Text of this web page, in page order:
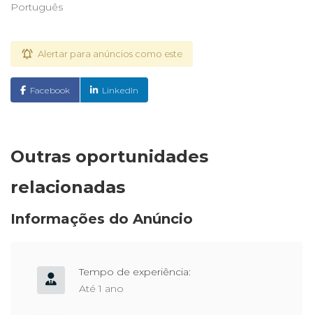
Português
Alertar para anúncios como este
Facebook LinkedIn
Outras oportunidades
relacionadas
Informações do Anúncio
Tempo de experiência:
Até 1 ano